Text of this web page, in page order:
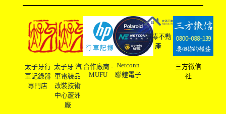
太子牙行
車記錄器
專門店
太子牙 汽
車電裝品
改裝技術
中心蘆洲
廠
合作廠商 -
MUFU
Netconn
聯鎧電子
友溙不動
產
三方徵信
社